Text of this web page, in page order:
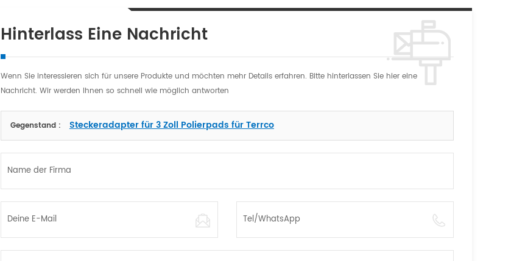
Hinterlass Eine Nachricht
Wenn Sie interessieren sich für unsere Produkte und möchten mehr Details erfahren. Bitte hinterlassen Sie hier eine
Nachricht. Wir werden Ihnen so schnell wie möglich antworten
Gegenstand : Steckeradapter für 3 Zoll Polierpads für Terrco